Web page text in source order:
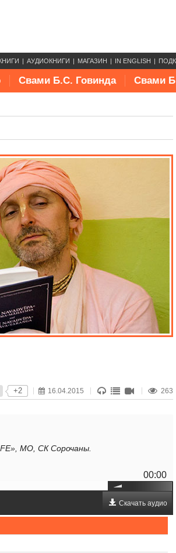
АУДИОКНИГИ МАГАЗИН IN ENGLISH
Свами Б.С. Говинда Свами
+2 16.04.2015 263
МО, СК Сорочаны.
00:00
Скачать аудио